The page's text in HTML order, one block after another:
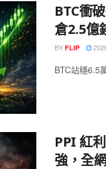
BTC衝
倉2.5億
BY FLIP
BTC站穩6.5
PPI 紅
強，全